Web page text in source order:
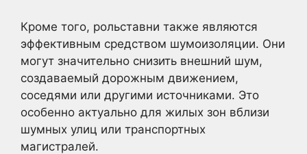
Кроме того, рольставни также являются
эффективным средством шумоизоляции. Они
могут значительно снизить внешний шум,
создаваемый дорожным движением,
соседями или другими источниками. Это
особенно актуально для жилых зон вблизи
шумных улиц или транспортных
магистралей.